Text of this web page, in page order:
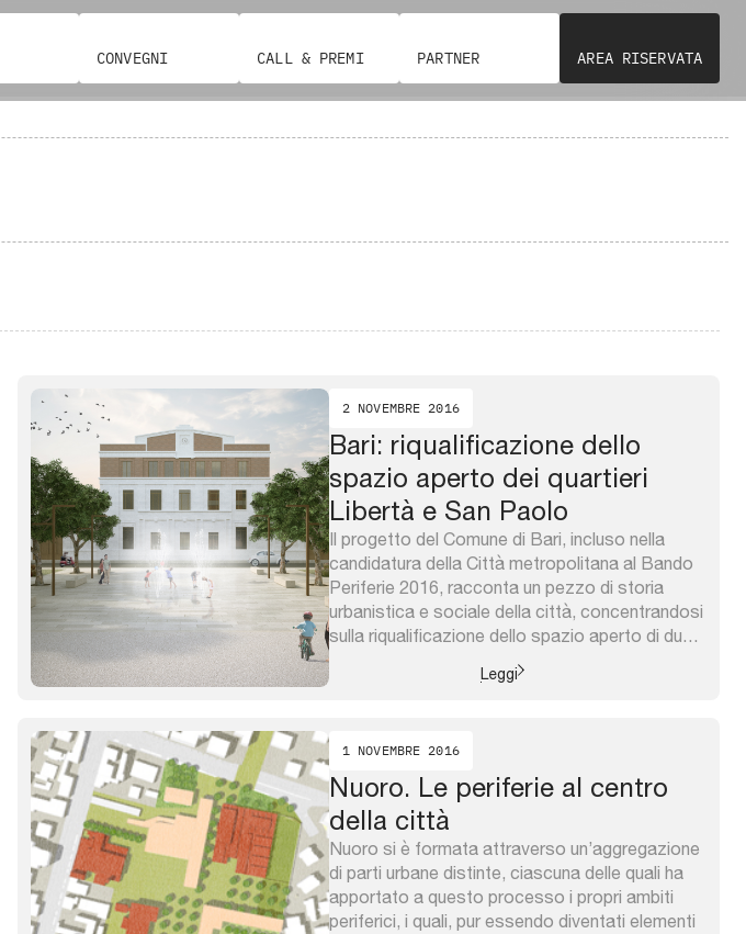
CONVEGNI CALL & PREMI PARTNER AREA RISERVATA
2 NOVEMBRE 2016
Bari: riqualificazione dello
spazio aperto dei quartieri
Libertà e San Paolo
Il progetto del Comune di Bari, incluso nella
candidatura della Città metropolitana al Bando
Periferie 2016, racconta un pezzo di storia
urbanistica e sociale della città, concentrandosi
sulla riqualificazione dello spazio aperto di due
quartieri (Libertà e San Paolo) localizzati
nell’area nord-ovest, una periferia di periferie,
Leggi
1 NOVEMBRE 2016
Nuoro. Le periferie al centro
della città
Nuoro si è formata attraverso un’aggregazione
di parti urbane distinte, ciascuna delle quali ha
apportato a questo processo i propri ambiti
periferici, i quali, pur essendo diventati elementi